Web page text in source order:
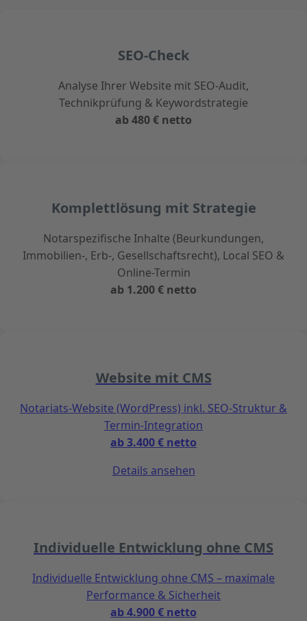
SEO-Check
Analyse Ihrer Website mit SEO-Audit,
Technikprüfung & Keywordstrategie
ab 480 € netto
Komplettlösung mit Strategie
Notarspezifische Inhalte (Beurkundungen,
Immobilien-, Erb-, Gesellschaftsrecht), Local SEO &
Online-Termin
ab 1.200 € netto
Website mit CMS
Notariats-Website (WordPress) inkl. SEO-Struktur &
Termin-Integration
ab 3.400 € netto
Details ansehen
Individuelle Entwicklung ohne CMS
Individuelle Entwicklung ohne CMS – maximale
Performance & Sicherheit
ab 4.900 € netto